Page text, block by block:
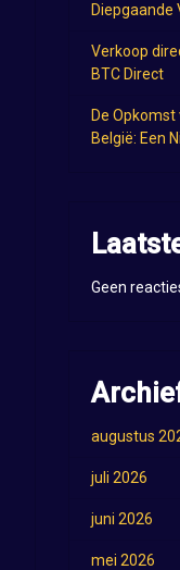
Diepgaande
Verkoop
BTC Direct
De
België: Een
Geen
augustus
juli 2026
juni 2026
mei 2026